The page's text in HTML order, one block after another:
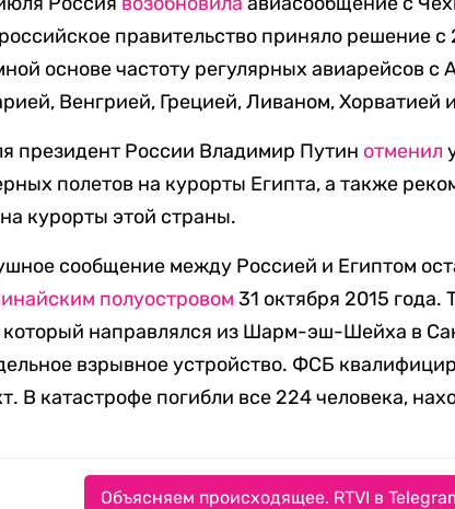
правительство приняло решение
основе частоту регулярных авиарейсов с
Венгрией, Грецией, Ливаном, Хорватией
президент России Владимир Путин отменил
полетов на курорты Египта, а также
курорты этой страны.
сообщение между Россией и Египтом
полуостровом 31 октября 2015 года.
который направлялся из Шарм-эш-Шейха в
взрывное устройство. ФСБ
В катастрофе погибли все 224 человека,
Объясняем происходящее. RTVI в